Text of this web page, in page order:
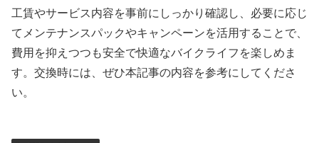
工賃やサービス内容を事前にしっかり確認し、必要に応じ
てメンテナンスパックやキャンペーンを活用することで、
費用を抑えつつも安全で快適なバイクライフを楽しめま
す。交換時には、ぜひ本記事の内容を参考にしてくださ
い。